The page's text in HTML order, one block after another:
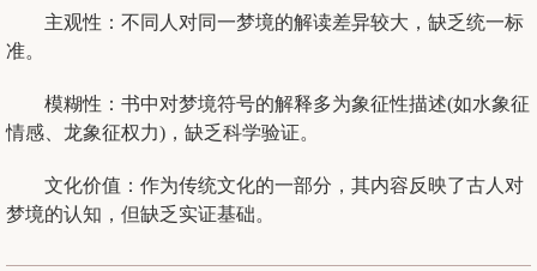
‌主观性‌：不同人对同一梦境的解读差异较大，缺乏统一标
准。 ‌
‌模糊性‌：书中对梦境符号的解释多为象征性描述(如水象征
情感、龙象征权力)，缺乏科学验证。 ‌
‌文化价值‌：作为传统文化的一部分，其内容反映了古人对
梦境的认知，但缺乏实证基础。